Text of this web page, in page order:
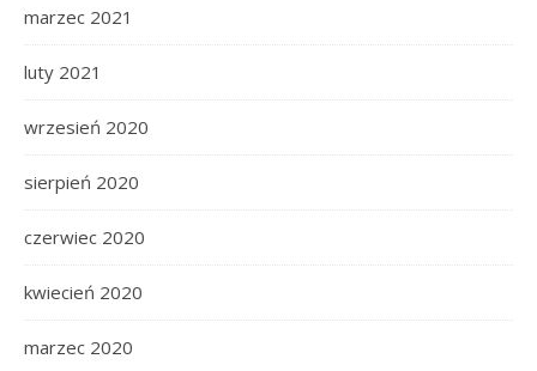
marzec 2021
luty 2021
wrzesień 2020
sierpień 2020
czerwiec 2020
kwiecień 2020
marzec 2020